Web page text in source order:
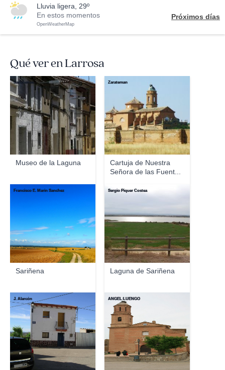
lluvia ligera, 29º
En estos momentos
OpenWeatherMap
Próximos días
Qué ver en Larrosa
Museo de la Laguna
Sadabense
Cartuja de Nuestra
Señora de las Fuent...
Zarateman
Sariñena
Francisco E. Marin Sanchez
Laguna de Sariñena
Sergio Piquer Costea
J. Alarcón ANGEL LUENGO